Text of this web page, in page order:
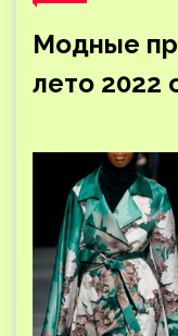
Модные
лето 2022